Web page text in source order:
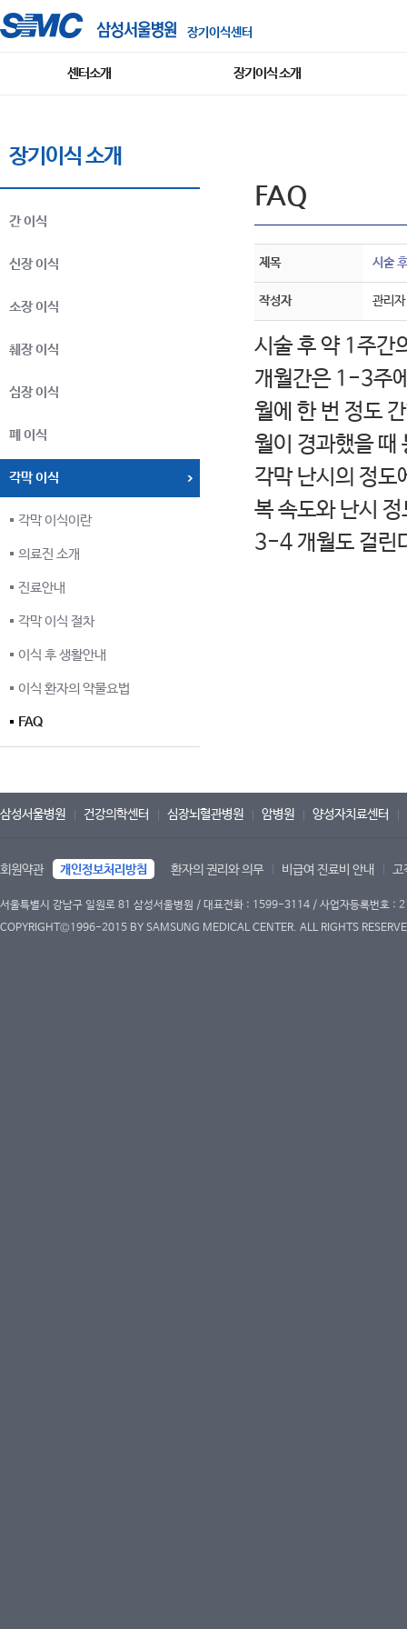
장기이식센터
센터소개 장기이식 소개
장기이식 소개
간 이식
신장 이식
소장 이식
췌장 이식
심장 이식
폐 이식
각막 이식
각막 이식이란
의료진 소개
진료안내
각막 이식 절차
이식 후 생활안내
이식 환자의 약물요법
FAQ
FAQ
제목 시술
작성자 관리자
시술 후 약 1주간
개월간은 1-3주
월에 한 번 정도
월이 경과했을 때
각막 난시의 정도
복 속도와 난시
3-4 개월도 걸린
삼성서울병원 건강의학센터 심장뇌혈관병원 암병원 양성자치료센터
회원약관 개인정보처리방침 환자의 권리와 의무 비급여 진료비 안내 고
서울특별시 강남구 일원로 81 삼성서울병원 / 대표전화 : 1599-3114 / 사업자등록번호
COPYRIGHT©1996-2015 BY SAMSUNG MEDICAL CENTER. ALL RIGHTS